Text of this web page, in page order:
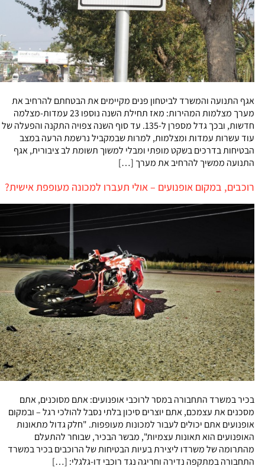
אגף התנועה והמשרד לביטחון פנים מקיימים את הבטחתם להרחיב את
מערך מצלמות המהירות: מאז תחילת השנה נוספו 23 עמדות-מצלמה
חדשות, ובכך גדל מספרן ל-135. עד סוף השנה צפויה התקנה והפעלה של
עוד עשרות עמדות ומצלמות, למרות שבמקביל נרשמת הרעה במצב
הבטיחות בדרכים בשקט מופתי ומבלי למשוך תשומת לב ציבורית, אגף
התנועה ממשיך להרחיב את מערך […]
רוכבים, במקום אופנועים – אולי תעברו למכונה מעופפת אישית?
בכיר במשרד התחבורה במסר לרוכבי אופנועים: אתם מסוכנים, אתם
מסכנים את עצמכם, אתם יוצרים סיכון בלתי נסבל להולכי רגל – ובמקום
אופנועים אתם יכולים לעבור למכונות מעופפות. "חלק גדול מתאונות
האופנועים הוא תאונות עצמיות", מבשר הבכיר, שבוחר להתעלם
מהתרומה של משרדו ליצירת בעיות הבטיחות של הרוכבים בכיר במשרד
התחבורה במתקפה נדירה וחריגה נגד רוכבי דו-גלגלי: […]